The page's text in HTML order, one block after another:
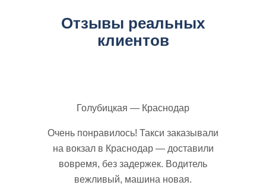
Отзывы реальных
клиентов
Голубицкая — Краснодар
Очень понравилось! Такси заказывали
на вокзал в Краснодар — доставили
вовремя, без задержек. Водитель
вежливый, машина новая.